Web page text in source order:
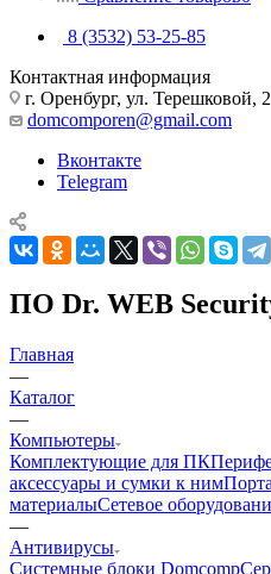
8 (3532) 53-25-85
Контактная информация
г. Оренбург, ул. Терешковой,
domcomporen@gmail.com
Вконтакте
Telegram
ПО Dr. WEB
Главная
—
Каталог
—
Компьютеры
Комплектующие для ПК
аксессуары и сумки к ним
материалыСетевое
—
Антивирусы
Системные блоки Domcomp